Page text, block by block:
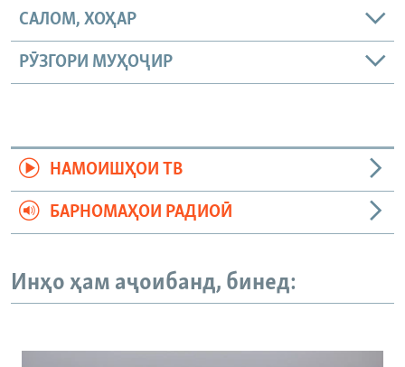
САЛОМ, ХОҲАР
РӮЗГОРИ МУҲОҶИР
НАМОИШҲОИ ТВ
БАРНОМАҲОИ РАДИОӢ
Инҳо ҳам аҷоибанд, бинед: